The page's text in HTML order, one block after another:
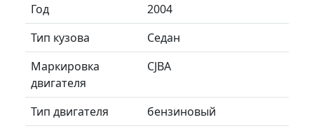
Год
2004
Тип кузова
Седан
Маркировка
двигателя
CJBA
Тип двигателя
бензиновый